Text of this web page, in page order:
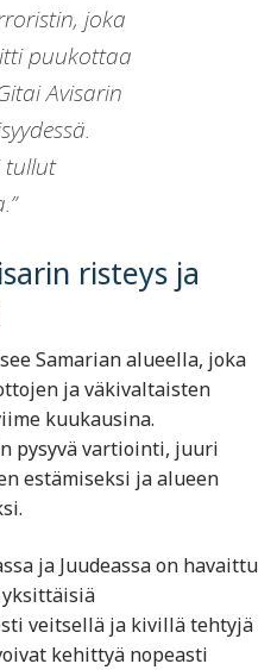
joka
puukottaa
Avisarin
tullut
risteys ja
Samarian alueella, joka
ja väkivaltaisten
kuukausina.
pysyvä vartiointi, juuri
estämiseksi ja alueen
ja Juudeassa on havaittu
veitsellä ja kivillä tehtyjä
kehittyä nopeasti